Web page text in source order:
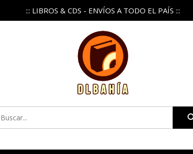
::: LIBROS & CDS - ENVÍOS A TODO EL PAÍS :::